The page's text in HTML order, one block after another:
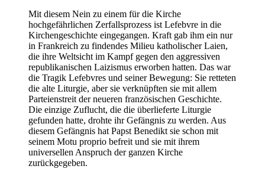
Mit diesem Nein zu einem für die Kirche
hochgefährlichen Zerfallsprozess ist Lefebvre in die
Kirchengeschichte eingegangen. Kraft gab ihm ein nur
in Frankreich zu findendes Milieu katholischer Laien,
die ihre Weltsicht im Kampf gegen den aggressiven
republikanischen Laizismus erworben hatten. Das war
die Tragik Lefebvres und seiner Bewegung: Sie retteten
die alte Liturgie, aber sie verknüpften sie mit allem
Parteienstreit der neueren französischen Geschichte.
Die einzige Zuflucht, die die überlieferte Liturgie
gefunden hatte, drohte ihr Gefängnis zu werden. Aus
diesem Gefängnis hat Papst Benedikt sie schon mit
seinem Motu proprio befreit und sie mit ihrem
universellen Anspruch der ganzen Kirche
zurückgegeben.